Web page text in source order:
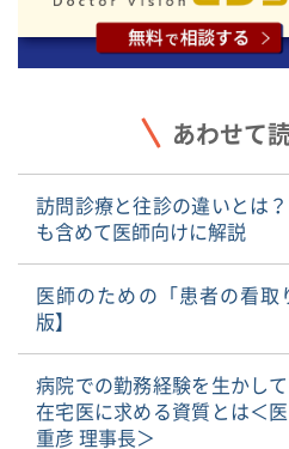
あわせて
訪問診療と往診の違いとは
も含めて医師向けに解説
医師のための「患者の看取
版】
病院での勤務経験を生かし
在宅医に求める資質とは＜
重彦 理事長＞